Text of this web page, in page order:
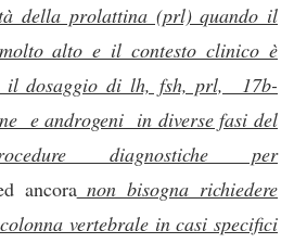
della prolattina (prl) quando il
alto e il contesto clinico è
il dosaggio di lh, fsh, prl, 17b-
e androgeni in diverse fasi del
diagnostiche per
ancoranon bisogna richiedere
vertebrale in casi specifici